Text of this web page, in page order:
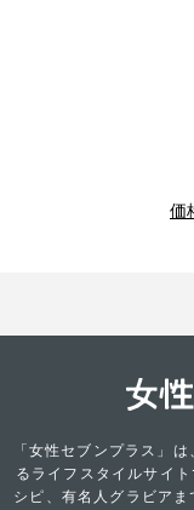
価
「女性セブンプラス」
るライフスタイルサイ
シピ、有名人グラビア